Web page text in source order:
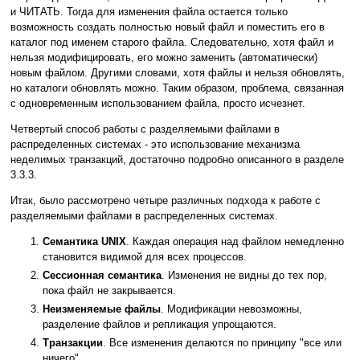
и ЧИТАТЬ. Тогда для изменения файла остается только
возможность создать полностью новый файл и поместить его в
каталог под именем старого файла. Следовательно, хотя файл и
нельзя модифицировать, его можно заменить (автоматически)
новым файлом. Другими словами, хотя файлы и нельзя обновлять,
но каталоги обновлять можно. Таким образом, проблема, связанная
с одновременным использованием файла, просто исчезнет.
Четвертый способ работы с разделяемыми файлами в
распределенных системах - это использование механизма
неделимых транзакций, достаточно подробно описанного в разделе
3.3.3.
Итак, было рассмотрено четыре различных подхода к работе с
разделяемыми файлами в распределенных системах.
Семантика UNIX. Каждая операция над файлом немедленно
становится видимой для всех процессов.
Сессионная семантика. Изменения не видны до тех пор,
пока файл не закрывается.
Неизменяемые файлы. Модификации невозможны,
разделение файлов и репликация упрощаются.
Транзакции. Все изменения делаются по принципу "все или